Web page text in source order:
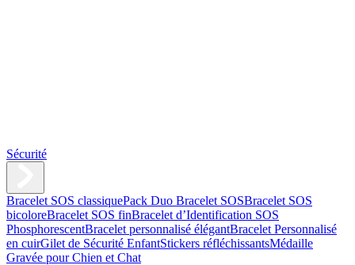
Sécurité
Bracelet SOS classiquePack Duo Bracelet SOSBracelet SOS
bicoloreBracelet SOS finBracelet d’Identification SOS
PhosphorescentBracelet personnalisé élégantBracelet Personnalisé
en cuirGilet de Sécurité EnfantStickers réfléchissantsMédaille
Gravée pour Chien et Chat